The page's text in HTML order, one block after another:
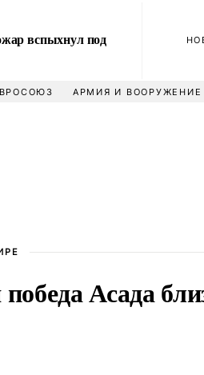
вспыхнул под
АРМИЯ И ВООРУЖЕНИЕ
Асада